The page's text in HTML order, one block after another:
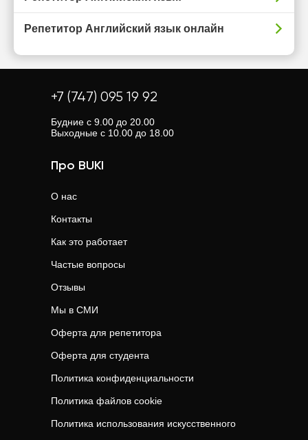
Репетитор Английский язык онлайн
+7 (747) 095 19 92
Будние с 9.00 до 20.00
Выходные с 10.00 до 18.00
Про BUKI
О нас
Контакты
Как это работает
Частые вопросы
Отзывы
Мы в СМИ
Оферта для репетитора
Оферта для студента
Политика конфиденциальности
Политика файлов cookie
Политика использования искусственного